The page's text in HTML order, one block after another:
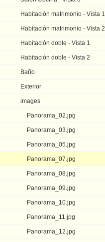
Habitación matrimonio - Vista 1
Habitación matrimonio - Vista 2
Habitación doble - Vista 1
Habitación doble - Vista 2
Baño
Exterior
images
Panorama_02.jpg
Panorama_03.jpg
Panorama_05.jpg
Panorama_07.jpg
Panorama_08.jpg
Panorama_09.jpg
Panorama_10.jpg
Panorama_11.jpg
Panorama_12.jpg